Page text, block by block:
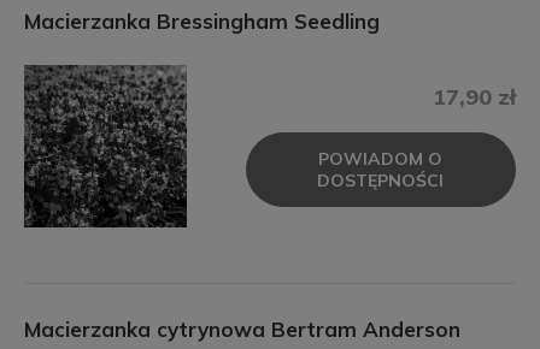
Macierzanka Bressingham Seedling
17,90 zł
POWIADOM O
DOSTĘPNOŚCI
Macierzanka cytrynowa Bertram Anderson